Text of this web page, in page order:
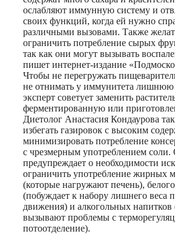
ослабляют иммунную систему и
своих функций, когда ей нужно
различными вызовами. Также
ограничить потребление сырых
так как они могут вызывать
пишет интернет-издание
Чтобы не перегружать
не отнимать у иммунитета лишнюю
эксперт советует заменить
ферментированную или
Диетолог Анастасия Кондаурова
избегать газировок с высоким
минимизировать потребление
с чрезмерным употреблением соли.
предупреждает о необходимости
ограничить употребление жирных
(которые нагружают печень),
(побуждает к набору лишнего веса
движения) и алкогольных напитков
вызывают проблемы с
потоотделение).